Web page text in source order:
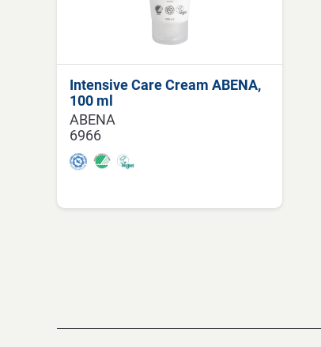
Intensive Care Cream ABENA,
100 ml
ABENA
6966